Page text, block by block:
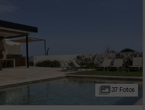
37 Fotos